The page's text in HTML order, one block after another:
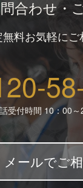
合わせ・
料お気軽に
受付時間 10：00
メールでご